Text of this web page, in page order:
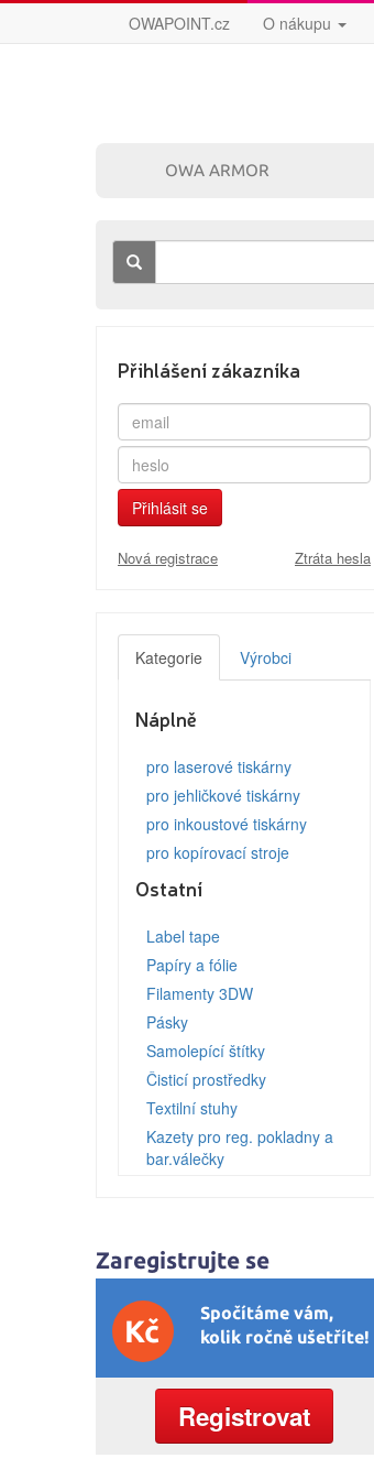
OWAPOINT.cz O nákupu
OWA ARMOR
Přihlášení zákazníka
Přihlásit se
Nová registrace Ztráta hesla
Kategorie Výrobci
Náplně
pro laserové tiskárny
pro jehličkové tiskárny
pro inkoustové tiskárny
pro kopírovací stroje
Ostatní
Label tape
Papíry a fólie
Filamenty 3DW
Pásky
Samolepící štítky
Čisticí prostředky
Textilní stuhy
Kazety pro reg. pokladny a
bar.válečky
Zaregistrujte se
Kč
Spočítáme vám,
kolik ročně ušetříte!
Registrovat